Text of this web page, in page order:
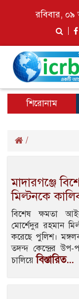
রবিবার, ০৯
শিরোনাম
/
মাদারগঞ্জে
মিল্টনকে
বিশেষ ক্ষমতা
মোর্শেদুর রহমান
করেছে পুলিশ।
তদন্দ কেন্দ্রের উপ-
চালিয়েবিস্তারিত...